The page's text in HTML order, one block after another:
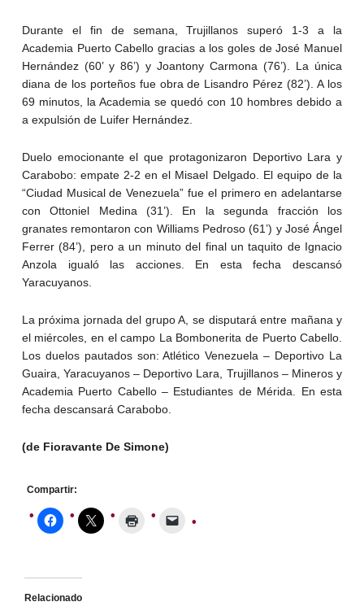
Durante el fin de semana, Trujillanos superó 1-3 a la
Academia Puerto Cabello gracias a los goles de José Manuel
Hernández (60’ y 86’) y Joantony Carmona (76’). La única
diana de los porteños fue obra de Lisandro Pérez (82’). A los
69 minutos, la Academia se quedó con 10 hombres debido a
a expulsión de Luifer Hernández.
Duelo emocionante el que protagonizaron Deportivo Lara y
Carabobo: empate 2-2 en el Misael Delgado. El equipo de la
“Ciudad Musical de Venezuela” fue el primero en adelantarse
con Ottoniel Medina (31’). En la segunda fracción los
granates remontaron con Williams Pedroso (61’) y José Ángel
Ferrer (84’), pero a un minuto del final un taquito de Ignacio
Anzola igualó las acciones. En esta fecha descansó
Yaracuyanos.
La próxima jornada del grupo A, se disputará entre mañana y
el miércoles, en el campo La Bombonerita de Puerto Cabello.
Los duelos pautados son: Atlético Venezuela – Deportivo La
Guaira, Yaracuyanos – Deportivo Lara, Trujillanos – Mineros y
Academia Puerto Cabello – Estudiantes de Mérida. En esta
fecha descansará Carabobo.
(de Fioravante De Simone)
Compartir:
Relacionado